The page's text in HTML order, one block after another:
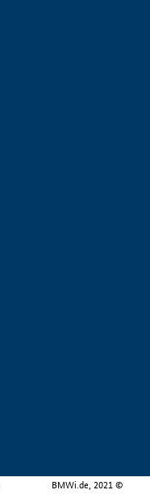
BMWi.de, 2021 ©